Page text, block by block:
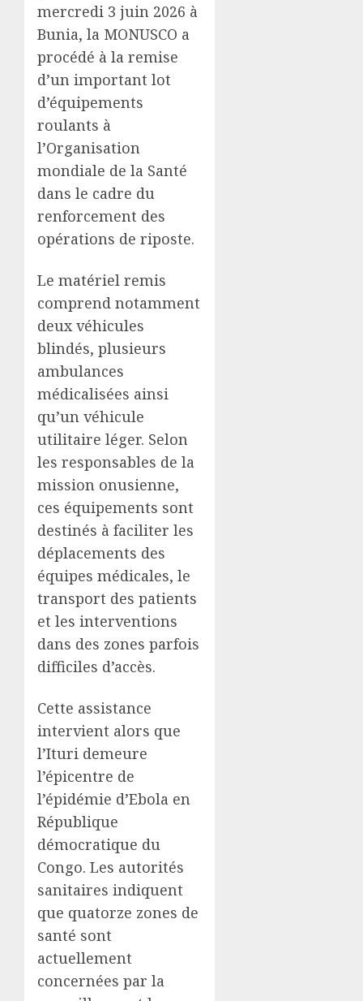
mercredi 3 juin 2026 à
Bunia, la MONUSCO a
procédé à la remise
d’un important lot
d’équipements
roulants à
l’Organisation
mondiale de la Santé
dans le cadre du
renforcement des
opérations de riposte.
Le matériel remis
comprend notamment
deux véhicules
blindés, plusieurs
ambulances
médicalisées ainsi
qu’un véhicule
utilitaire léger. Selon
les responsables de la
mission onusienne,
ces équipements sont
destinés à faciliter les
déplacements des
équipes médicales, le
transport des patients
et les interventions
dans des zones parfois
difficiles d’accès.
Cette assistance
intervient alors que
l’Ituri demeure
l’épicentre de
l’épidémie d’Ebola en
République
démocratique du
Congo. Les autorités
sanitaires indiquent
que quatorze zones de
santé sont
actuellement
concernées par la